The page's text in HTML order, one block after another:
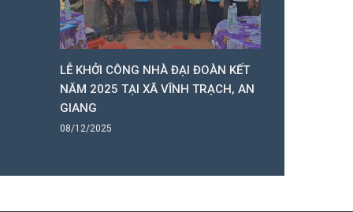
LỄ KHỞI CÔNG NHÀ ĐẠI ĐOÀN KẾT
NĂM 2025 TẠI XÃ VĨNH TRẠCH, AN
GIANG
08/12/2025